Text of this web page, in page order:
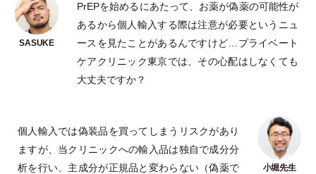
PrEPを始めるにあたって、お薬が偽薬の可能性が
あるから個人輸入する際は注意が必要というニュ
ースを見たことがあるんですけど…プライベート
ケアクリニック東京では、その心配はしなくても
大丈夫ですか？
個人輸入では偽装品を買ってしまうリスクがあり
ますが、当クリニックへの輸入品は独自で成分分
析を行い、主成分が正規品と変わらない （偽薬で